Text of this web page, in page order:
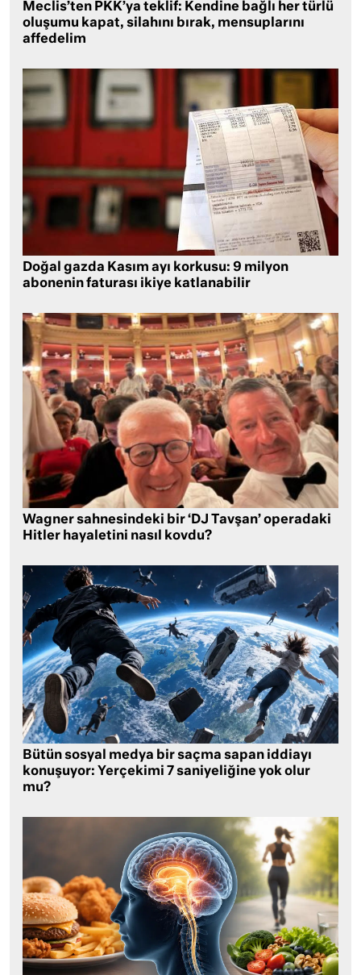
Meclis’ten PKK’ya teklif: Kendine bağlı her türlü
oluşumu kapat, silahını bırak, mensuplarını
affedelim
Doğal gazda Kasım ayı korkusu: 9 milyon
abonenin faturası ikiye katlanabilir
Wagner sahnesindeki bir ‘DJ Tavşan’ operadaki
Hitler hayaletini nasıl kovdu?
Bütün sosyal medya bir saçma sapan iddiayı
konuşuyor: Yerçekimi 7 saniyeliğine yok olur
mu?